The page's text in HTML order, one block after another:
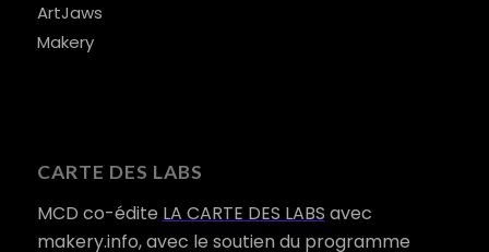
ArtJaws
Makery
CARTE DES LABS
MCD co-édite LA CARTE DES LABS avec
makery.info, avec le soutien du programme